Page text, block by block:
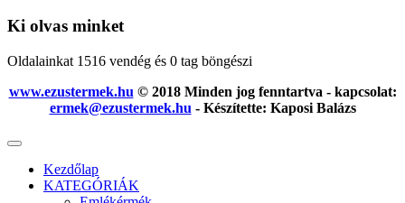
Ki olvas minket
Oldalainkat 1516 vendég és 0 tag böngészi
www.ezustermek.hu © 2018 Minden jog fenntartva - kapcsolat:
ermek@ezustermek.hu - Készítette: Kaposi Balázs
Kezdőlap
KATEGÓRIÁK